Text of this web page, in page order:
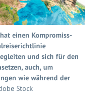
einen Kompromiss-
und sich für den
auch, um
wie während der
Stock